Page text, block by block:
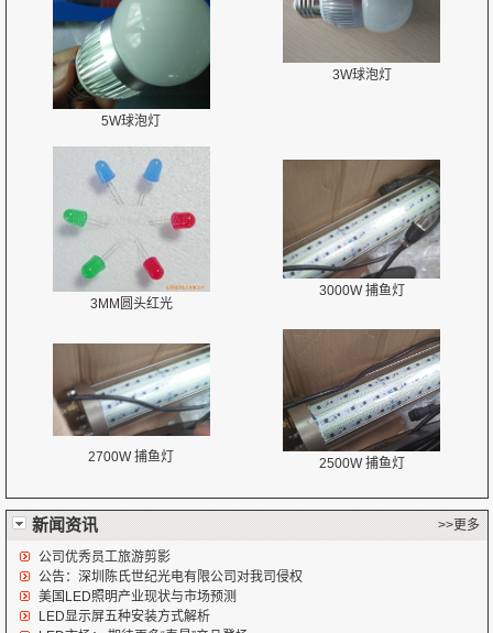
5W球泡灯
3W球泡灯
3MM圆头红光
3000W 捕鱼灯
2700W 捕鱼灯 2500W 捕鱼灯
新闻资讯 >>更多
公司优秀员工旅游剪影
公告：深圳陈氏世纪光电有限公司对我司侵权
美国LED照明产业现状与市场预测
LED显示屏五种安装方式解析